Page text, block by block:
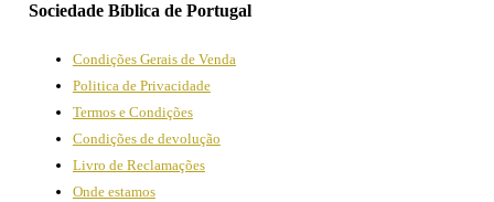
Sociedade Bíblica de Portugal
Condições Gerais de Venda
Politica de Privacidade
Termos e Condições
Condições de devolução
Livro de Reclamações
Onde estamos